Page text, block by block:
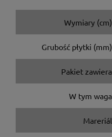
Wymiary (cm)
Grubość płytki (mm)
Pakiet zawiera
W tym waga
Mareriál